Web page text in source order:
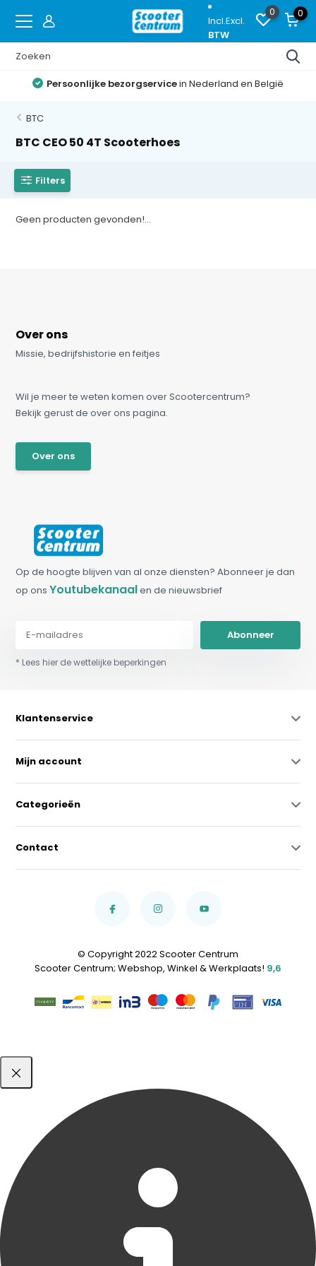
Incl.Excl.
BTW
0 0
Persoonlijke bezorgservicein Nederland en België
BTC
BTC CEO 50 4T Scooterhoes
Filters
Geen producten gevonden!...
Over ons
Missie, bedrijfshistorie en feitjes
Wil je meer te weten komen over Scootercentrum?
Bekijk gerust de over ons pagina.
Over ons
Op de hoogte blijven van al onze diensten? Abonneer je dan
op onsYoutubekanaalen de nieuwsbrief
Abonneer
* Lees hier de wettelijke beperkingen
Klantenservice
Mijn account
Categorieën
Contact
© Copyright 2022 Scooter Centrum
Scooter Centrum; Webshop, Winkel & Werkplaats! 9,6